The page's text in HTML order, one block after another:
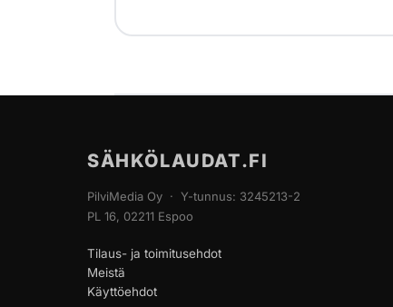
SÄHKÖLAUDAT.FI
PilviMedia Oy · Y-tunnus: 3245213-2
PL 16, 02211 Espoo
Tilaus- ja toimitusehdot
Meistä
Käyttöehdot